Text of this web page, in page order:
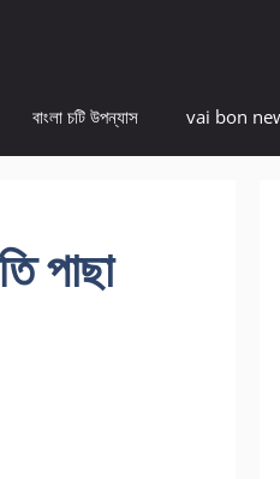
বাংলা চটি উপন্যাস vai bon
পাছা